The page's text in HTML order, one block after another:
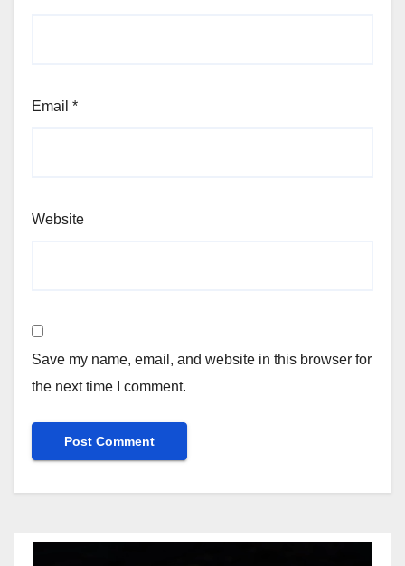
Email *
Website
Save my name, email, and website in this browser for
the next time I comment.